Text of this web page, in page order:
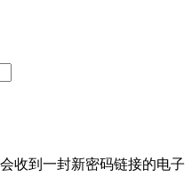
收到一封新密码链接的电子